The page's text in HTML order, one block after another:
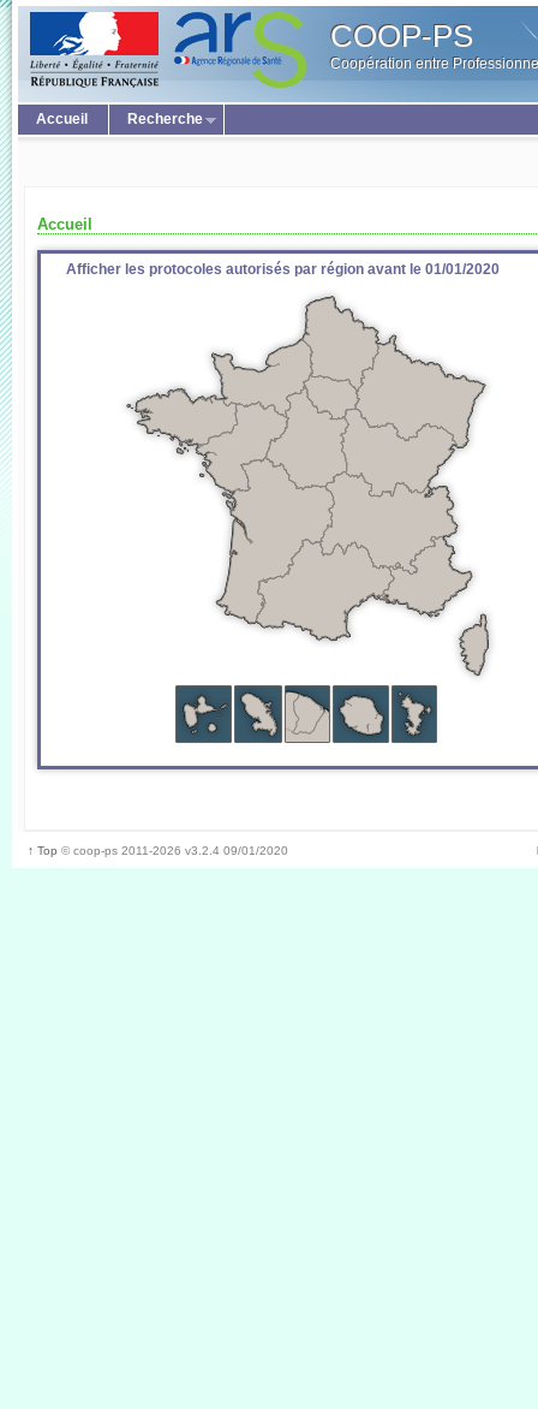
COOP-PS
Coopération entre
Accueil Recherche
Accueil
Afficher les protocoles autorisés par région avant le 01/01/2020
↑ Top ©coop-ps 2011-2026 v3.2.4 09/01/2020